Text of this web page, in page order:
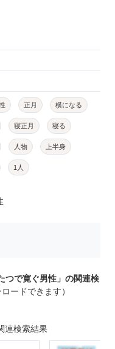
正月 横になる
寝正月 寝る
人物 上半身
1人
つで寛ぐ男性」の関連検
ードできます）
連検索結果